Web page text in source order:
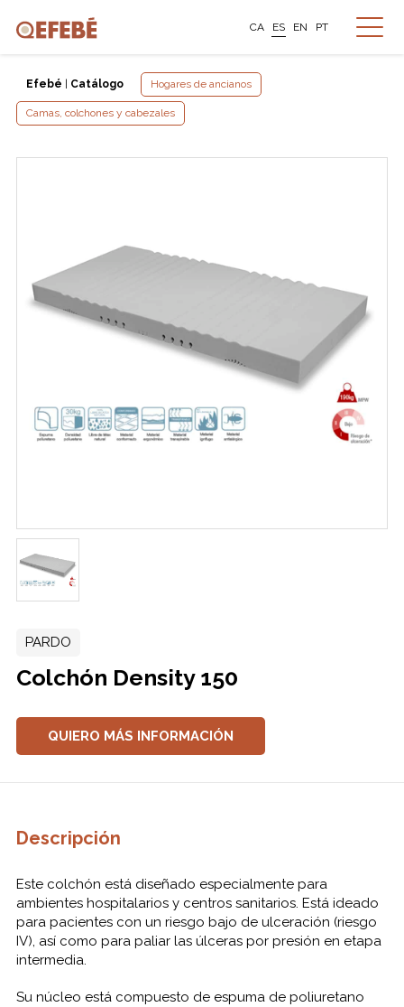
CA ES EN PT
Efebé Catálogo Hogares de ancianos
Camas, colchones y cabezales
PARDO
Colchón Density 150
QUIERO MÁS INFORMACIÓN
Descripción
Este colchón está diseñado especialmente para
ambientes hospitalarios y centros sanitarios. Está ideado
para pacientes con un riesgo bajo de ulceración (riesgo
IV), así como para paliar las úlceras por presión en etapa
intermedia.
Su núcleo está compuesto de espuma de poliuretano